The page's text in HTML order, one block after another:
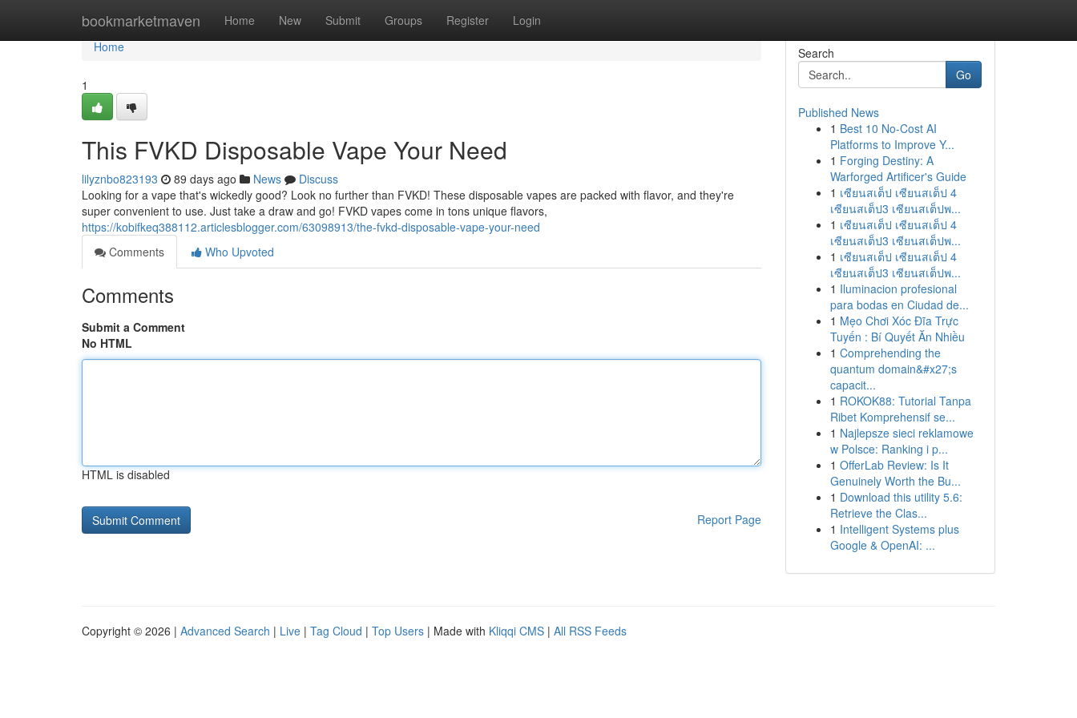
bookmarketmaven Home New Submit Groups Register Login
Home
Home
1
This FVKD Disposable Vape Your Need
lilyznbo823193 89 days ago News
Discuss
Looking for a vape that's wickedly good? Look no further than FVKD! These disposable vapes are packed with flavor, and they're
super convenient to use. Just take a draw and go! FVKD vapes come in tons unique flavors,
https://kobifkeq388112.articlesblogger.com/63098913/the-fvkd-disposable-vape-your-need
Comments
Who Upvoted
Comments
Submit a Comment
No HTML
HTML is disabled
Report Page
Search
Go
Published News
1 Best 10 No-Cost AI
Platforms to Improve Y...
1 Forging Destiny: A
Warforged Artificer's Guide
1 เซียนสเต็ป เซียนสเต็ป 4
เซียนสเต็ป3 เซียนสเต็ปพ...
1 เซียนสเต็ป เซียนสเต็ป 4
เซียนสเต็ป3 เซียนสเต็ปพ...
1 เซียนสเต็ป เซียนสเต็ป 4
เซียนสเต็ป3 เซียนสเต็ปพ...
1 Iluminacion profesional
para bodas en Ciudad de...
1 Mẹo Chơi Xóc Đĩa Trực
Tuyến : Bí Quyết Ăn Nhiều
1 Comprehending the
quantum domain&#x27;s
capacit...
1 ROKOK88: Tutorial Tanpa
Ribet Komprehensif se...
1 Najlepsze sieci reklamowe
w Polsce: Ranking i p...
1 OfferLab Review: Is It
Genuinely Worth the Bu...
1 Download this utility 5.6:
Retrieve the Clas...
1 Intelligent Systems plus
Google & OpenAI: ...
Copyright © 2026 | Advanced Search | Live | Tag Cloud | Top Users | Made with Kliqqi CMS | All RSS Feeds